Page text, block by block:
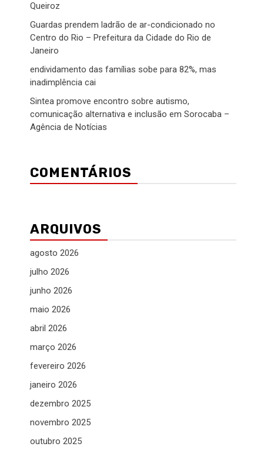
Queiroz
Guardas prendem ladrão de ar-condicionado no
Centro do Rio – Prefeitura da Cidade do Rio de
Janeiro
endividamento das famílias sobe para 82%, mas
inadimplência cai
Sintea promove encontro sobre autismo,
comunicação alternativa e inclusão em Sorocaba –
Agência de Notícias
COMENTÁRIOS
ARQUIVOS
agosto 2026
julho 2026
junho 2026
maio 2026
abril 2026
março 2026
fevereiro 2026
janeiro 2026
dezembro 2025
novembro 2025
outubro 2025